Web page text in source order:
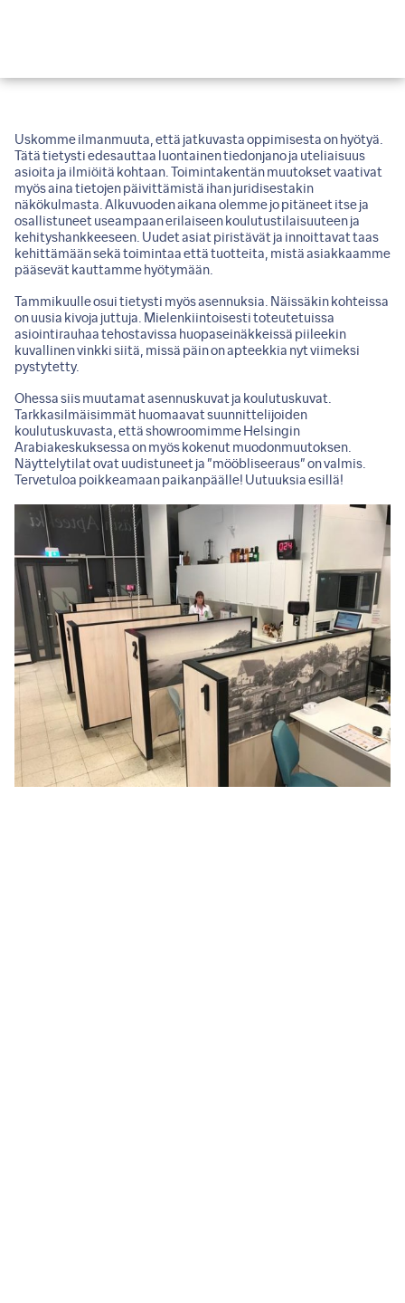
Uskomme ilmanmuuta, että jatkuvasta oppimisesta on hyötyä.
Tätä tietysti edesauttaa luontainen tiedonjano ja uteliaisuus
asioita ja ilmiöitä kohtaan. Toimintakentän muutokset vaativat
myös aina tietojen päivittämistä ihan juridisestakin
näkökulmasta. Alkuvuoden aikana olemme jo pitäneet itse ja
osallistuneet useampaan erilaiseen koulutustilaisuuteen ja
kehityshankkeeseen. Uudet asiat piristävät ja innoittavat taas
kehittämään sekä toimintaa että tuotteita, mistä asiakkaamme
pääsevät kauttamme hyötymään.
Tammikuulle osui tietysti myös asennuksia. Näissäkin kohteissa
on uusia kivoja juttuja. Mielenkiintoisesti toteutetuissa
asiointirauhaa tehostavissa huopaseinäkkeissä piileekin
kuvallinen vinkki siitä, missä päin on apteekkia nyt viimeksi
pystytetty.
Ohessa siis muutamat asennuskuvat ja koulutuskuvat.
Tarkkasilmäisimmät huomaavat suunnittelijoiden
koulutuskuvasta, että showroomimme Helsingin
Arabiakeskuksessa on myös kokenut muodonmuutoksen.
Näyttelytilat ovat uudistuneet ja ”mööbliseeraus” on valmis.
Tervetuloa poikkeamaan paikanpäälle! Uutuuksia esillä!